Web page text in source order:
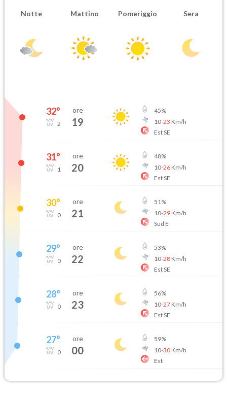
Orario inizio
Ora fine
Notte Mattino Pomeriggio Sera
32°
2
ore
19
45%
10-23 Km/h
Est SE
31°
1
ore
20
48%
10-26Km/h
Est SE
30°
0
ore
21
51%
10-29Km/h
Sud E
29°
0
ore
22
53%
10-28Km/h
Est SE
28°
0
ore
23
56%
10-27Km/h
Est SE
27°
0
ore
00
59%
10-30Km/h
Est